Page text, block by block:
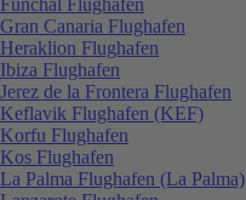
Gran Canaria Flughafen
Heraklion Flughafen
Ibiza Flughafen
Jerez de la Frontera Flughafen
Keflavik Flughafen (KEF)
Korfu Flughafen
Kos Flughafen
La Palma Flughafen (La Palma)